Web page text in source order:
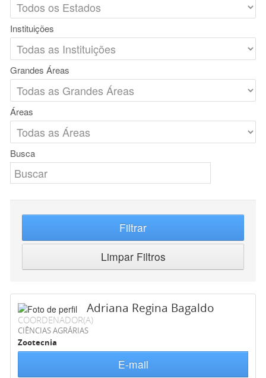
Instituições
Grandes Áreas
Áreas
Busca
Filtrar
Limpar Filtros
Adriana Regina Bagaldo
COORDENADOR(A)
CIÊNCIAS AGRÁRIAS
Zootecnia
E-mail